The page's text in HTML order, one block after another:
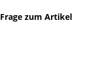
Frage zum Artikel